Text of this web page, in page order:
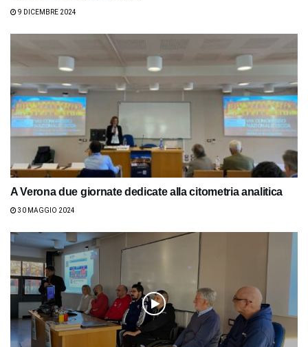
9 DICEMBRE 2024
A Verona due giornate dedicate alla citometria analitica
30 MAGGIO 2024